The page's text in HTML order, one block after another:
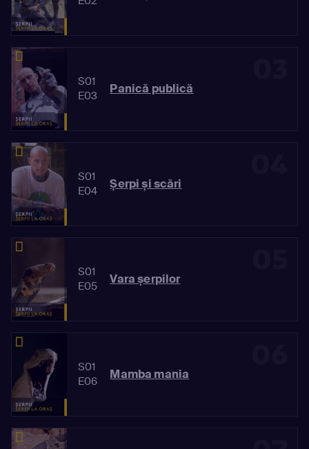
S01
E03
Panică publică
S01
E04
Șerpi și scări
S01
E05
Vara șerpilor
S01
E06
Mamba mania